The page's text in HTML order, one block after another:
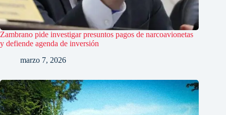
Zambrano pide investigar presuntos pagos de narcoavionetas
y defiende agenda de inversión
marzo 7, 2026